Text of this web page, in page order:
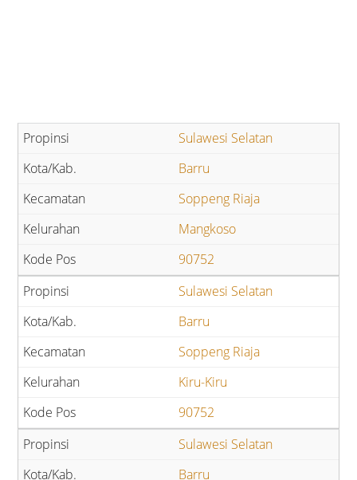
Sulawesi Selatan
Barru
Soppeng Riaja
Mangkoso
90752
Sulawesi Selatan
Barru
Soppeng Riaja
Kiru-Kiru
90752
Sulawesi Selatan
Barru